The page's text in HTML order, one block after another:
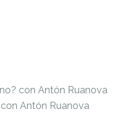
con Antón Ruanova
Antón Ruanova